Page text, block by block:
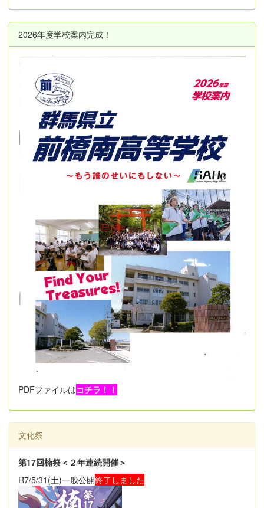
2026年度学校案内完成！
PDFファイルはコチラ！！
文化祭
第17回楠祭＜２年連続開催＞
R7/5/31(土)一般公開終了しました